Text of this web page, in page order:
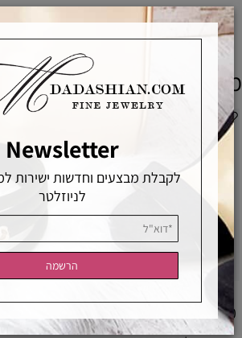
מדריך לבחירת מידת טבעת
מוצרים משלימים
טבעת יהלומים , איטרנטי, אמצע אצבע
2,100
Newsletter
לקבלת מבצעים וחדשות ישירות
לניוזלטר